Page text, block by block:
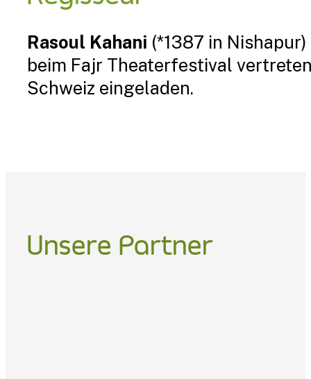
Rasoul Kahani (*1387 in
beim Fajr Theaterfestival
Schweiz eingeladen.
Unsere Partner